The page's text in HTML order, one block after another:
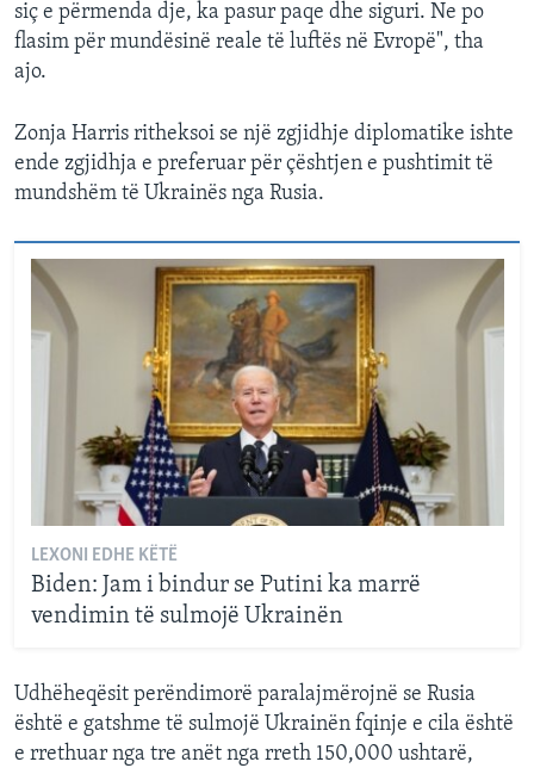
siç e përmenda dje, ka pasur paqe dhe siguri. Ne po
flasim për mundësinë reale të luftës në Evropë", tha
ajo.
Zonja Harris ritheksoi se një zgjidhje diplomatike ishte
ende zgjidhja e preferuar për çështjen e pushtimit të
mundshëm të Ukrainës nga Rusia.
LEXONI EDHE KËTË
Biden: Jam i bindur se Putini ka marrë
vendimin të sulmojë Ukrainën
Udhëheqësit perëndimorë paralajmërojnë se Rusia
është e gatshme të sulmojë Ukrainën fqinje e cila është
e rrethuar nga tre anët nga rreth 150,000 ushtarë,